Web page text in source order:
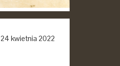
24 kwietnia 2022